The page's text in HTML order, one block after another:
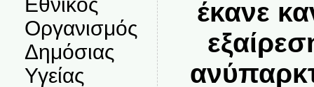
Οργανισμός
Δημόσιας
Υγείας
έκανε